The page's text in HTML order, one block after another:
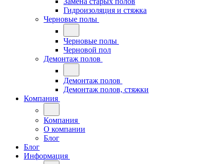
Гидроизоляция и стяжка
Черновые полы
Черновые полы
Черновой пол
Демонтаж полов
Демонтаж полов
Демонтаж полов, стяжки
Компания
Компания
О компании
Блог
Блог
Информация